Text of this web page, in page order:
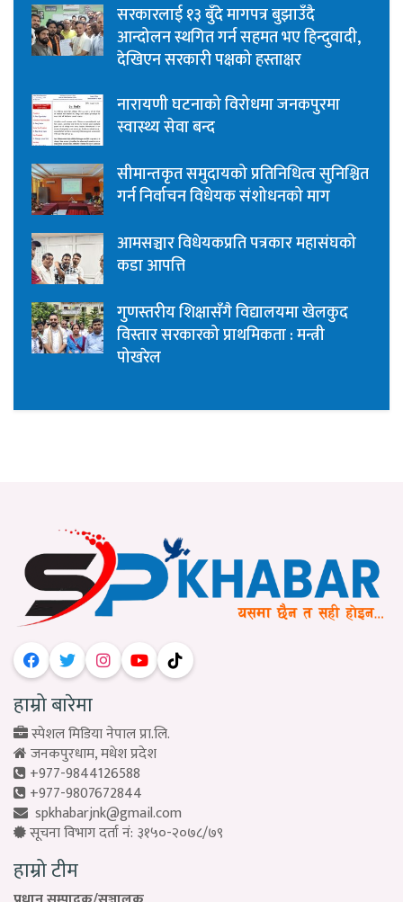
सरकारलाई १३ बुँदे मागपत्र बुझाउँदै
आन्दोलन स्थगित गर्न सहमत भए हिन्दुवादी,
देखिएन सरकारी पक्षको हस्ताक्षर
नारायणी घटनाको विरोधमा जनकपुरमा
स्वास्थ्य सेवा बन्द
सीमान्तकृत समुदायको प्रतिनिधित्व सुनिश्चित
गर्न निर्वाचन विधेयक संशोधनको माग
आमसञ्चार विधेयकप्रति पत्रकार महासंघको
कडा आपत्ति
गुणस्तरीय शिक्षासँगै विद्यालयमा खेलकुद
विस्तार सरकारको प्राथमिकता : मन्त्री
पोखरेल
हाम्रो बारेमा
स्पेशल मिडिया नेपाल प्रा.लि.
जनकपुरधाम, मधेश प्रदेश
+977-9844126588
+977-9807672844
spkhabarjnk@gmail.com
सूचना विभाग दर्ता नं: ३१५०-२०७८/७९
हाम्रो टीम